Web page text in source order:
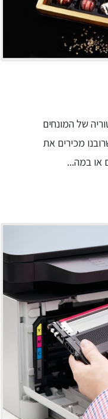
של המונחים
מכירים את
או במה...